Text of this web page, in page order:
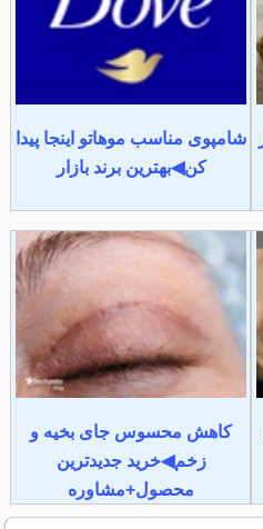
شامپوی مناسب موهاتو اینجا پیدا
کن◀بهترین برند بازار
کاهش محسوس جای بخیه و
زخم◀خرید جدیدترین
محصول+مشاوره